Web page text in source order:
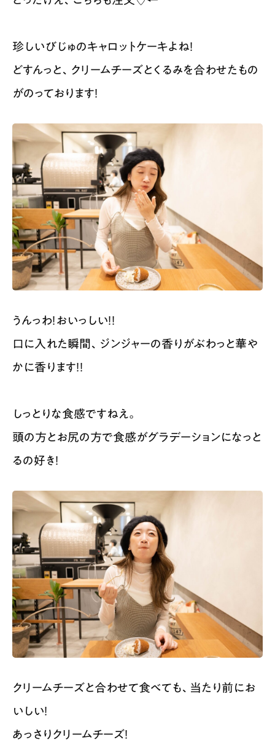
珍しいびじゅのキャロットケーキよね！
どすんっと、クリームチーズとくるみを合わせたもの
がのっております！
うんっわ！おいっしい！！
口に入れた瞬間、ジンジャーの香りがぶわっと華や
かに香ります！！
しっとりな食感ですねえ。
頭の方とお尻の方で食感がグラデーションになっと
るの好き！
クリームチーズと合わせて食べても、当たり前にお
いしい！
あっさりクリームチーズ！